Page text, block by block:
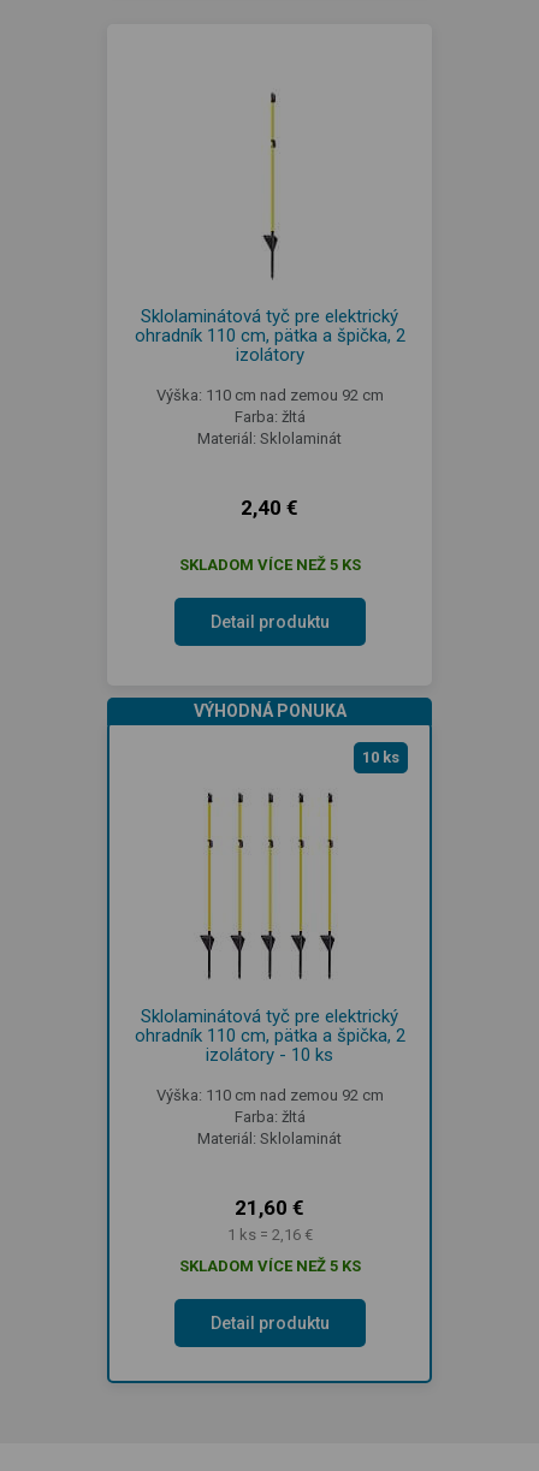
Sklolaminátová tyč pre elektrický
ohradník 110 cm, pätka a špička, 2
izolátory
Výška: 110 cm nad zemou 92 cm
Farba: žltá
Materiál: Sklolaminát
2,40 €
SKLADOM VÍCE NEŽ 5 KS
Detail produktu
VÝHODNÁ PONUKA
10 ks
Sklolaminátová tyč pre elektrický
ohradník 110 cm, pätka a špička, 2
izolátory - 10 ks
Výška: 110 cm nad zemou 92 cm
Farba: žltá
Materiál: Sklolaminát
21,60 €
1 ks = 2,16 €
SKLADOM VÍCE NEŽ 5 KS
Detail produktu